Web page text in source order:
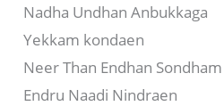
Nadha Undhan Anbukkaga
Yekkam kondaen
Neer Than Endhan Sondham
Endru Naadi Nindraen